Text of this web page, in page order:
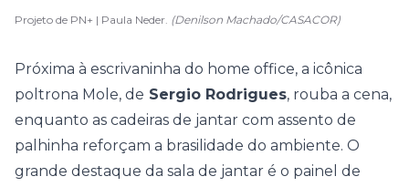
Projeto de PN+ | Paula Neder. (Denilson Machado/CASACOR)
Próxima à escrivaninha do home office, a icônica
poltrona Mole, de Sergio Rodrigues, rouba a cena,
enquanto as cadeiras de jantar com assento de
palhinha reforçam a brasilidade do ambiente. O
grande destaque da sala de jantar é o painel de